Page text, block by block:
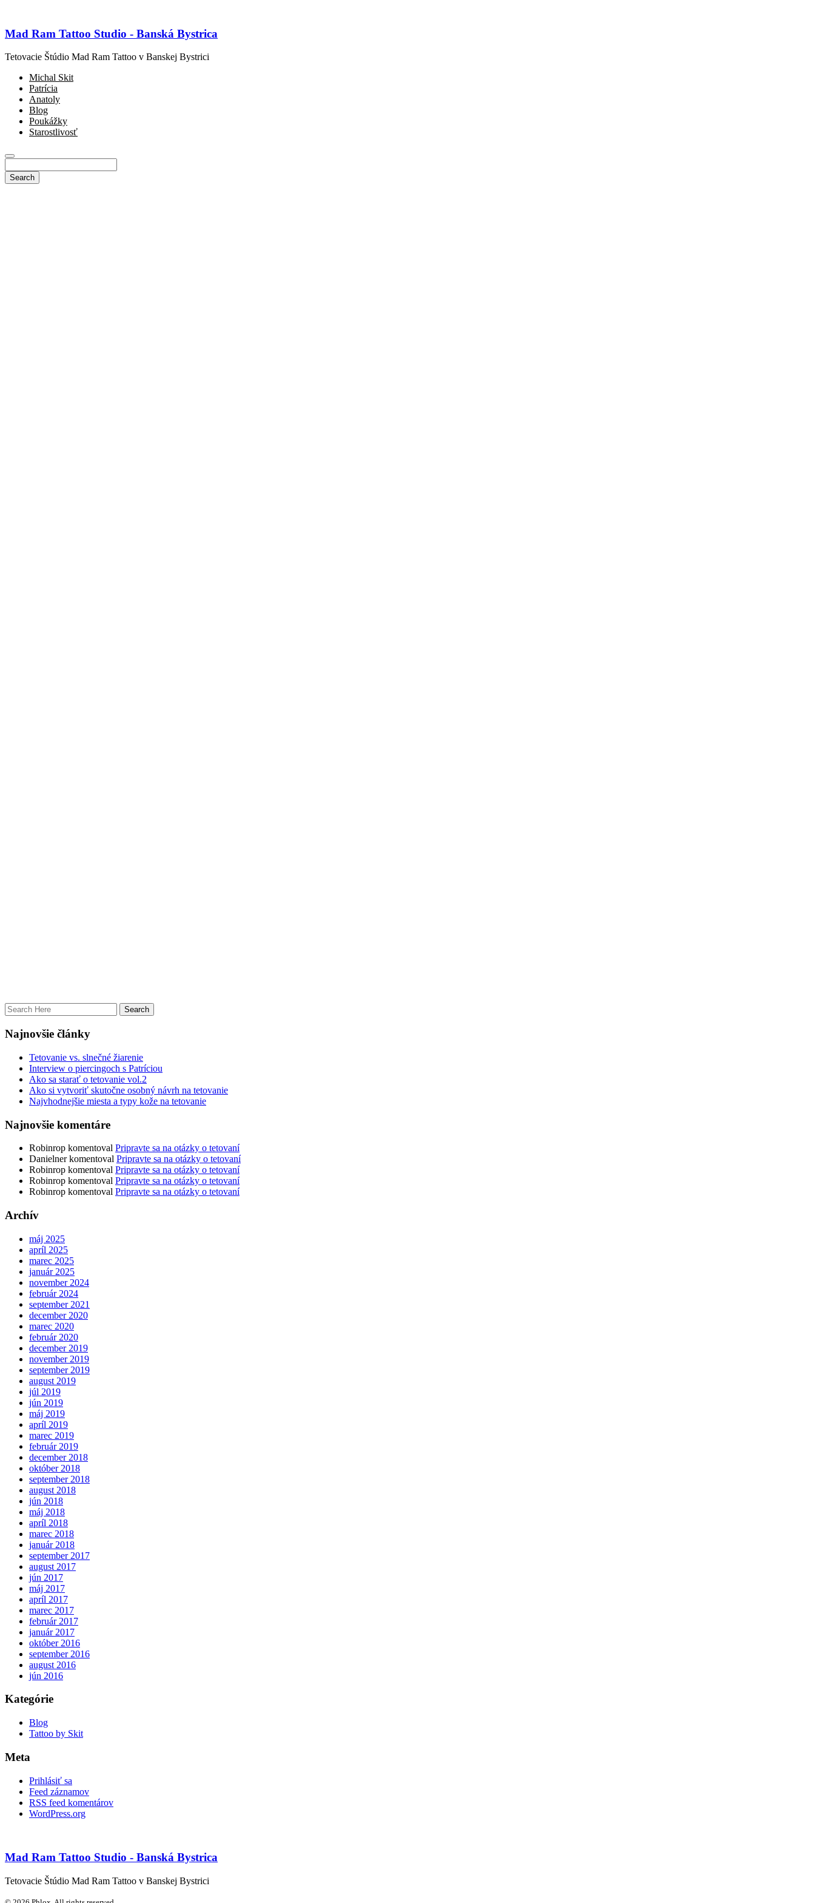
Mad Ram Tattoo Studio - Banská Bystrica
Tetovacie Štúdio Mad Ram Tattoo v Banskej Bystrici
Michal Skit
Patrícia
Anatoly
Blog
Poukážky
Starostlivosť
Najnovšie články
Tetovanie vs. slnečné žiarenie
Interview o piercingoch s Patríciou
Ako sa starať o tetovanie vol.2
Ako si vytvoriť skutočne osobný návrh na tetovanie
Najvhodnejšie miesta a typy kože na tetovanie
Najnovšie komentáre
Robinrop komentoval Pripravte sa na otázky o tetovaní
Danielnerkomentoval Pripravte sa na otázky o tetovaní
Robinrop komentoval Pripravte sa na otázky o tetovaní
Robinrop komentoval Pripravte sa na otázky o tetovaní
Robinrop komentoval Pripravte sa na otázky o tetovaní
Archív
máj 2025
apríl 2025
marec 2025
január 2025
november 2024
február 2024
september 2021
december 2020
marec 2020
február 2020
december 2019
november 2019
september 2019
august 2019
júl 2019
jún 2019
máj 2019
apríl 2019
marec 2019
február 2019
december 2018
október 2018
september 2018
august 2018
jún 2018
máj 2018
apríl 2018
marec 2018
január 2018
september 2017
august 2017
jún 2017
máj 2017
apríl 2017
marec 2017
február 2017
január 2017
október 2016
september 2016
august 2016
jún 2016
Kategórie
Blog
Tattoo by Skit
Meta
Prihlásiť sa
Feed záznamov
RSS feed komentárov
WordPress.org
Mad Ram Tattoo Studio - Banská Bystrica
Tetovacie Štúdio Mad Ram Tattoo v Banskej Bystrici